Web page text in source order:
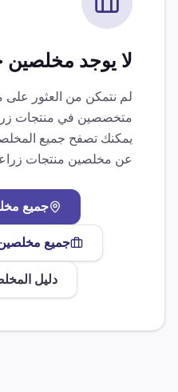
لا يوجد مخلصين
لم نتمكن من العثور
متخصصين في منتجات
يمكنك تصفح جميع
عن مخلصين منتجات
جميع
جميع
دليل